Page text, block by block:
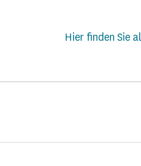
Hier finden Sie